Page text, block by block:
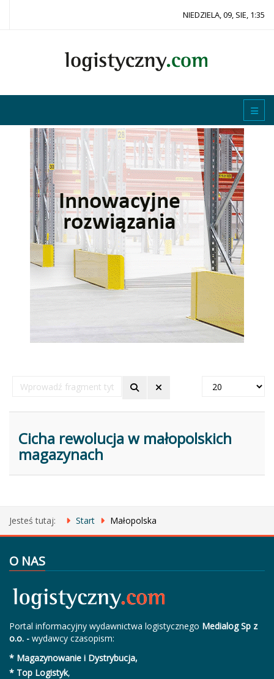
NIEDZIELA, 09, SIE, 1:35
Wprowadź
fragment
Pokaż
Cicha rewolucja w małopolskich
magazynach
Jesteś tutaj: Start Małopolska
O NAS
Portal informacyjny wydawnictwa logistycznego Medialog Sp z
o.o. - wydawcy czasopism:
* Magazynowanie i Dystrybucja,
* Top Logistyk,